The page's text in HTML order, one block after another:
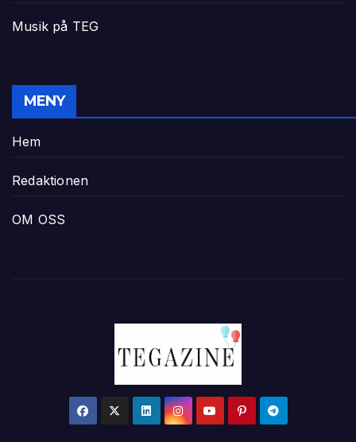
Musik på TEG
MENY
Hem
Redaktionen
OM OSS